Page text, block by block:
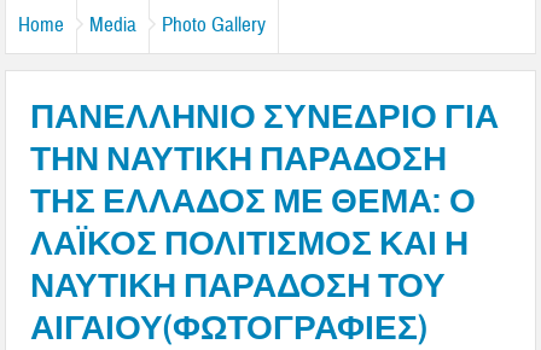
Home Media Photo Gallery
ΠΑΝΕΛΛΗΝΙΟ ΣΥΝΕΔΡΙΟ ΓΙΑ
ΤΗΝ ΝΑΥΤΙΚΗ ΠΑΡΑΔΟΣΗ
ΤΗΣ ΕΛΛΑΔΟΣ ΜΕ ΘΕΜΑ: Ο
ΛΑΪΚΟΣ ΠΟΛΙΤΙΣΜΟΣ ΚΑΙ Η
ΝΑΥΤΙΚΗ ΠΑΡΑΔΟΣΗ ΤΟΥ
ΑΙΓΑΙΟΥ(ΦΩΤΟΓΡΑΦΙΕΣ)